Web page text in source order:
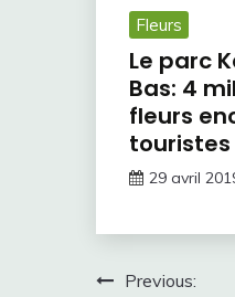
Fleurs
Le parc
Bas: 4
fleurs
29 avril
Navigation
Previous: